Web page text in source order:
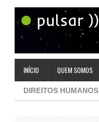
INÍCIO QUEM SOMOS
DIREITOS HUMANOS